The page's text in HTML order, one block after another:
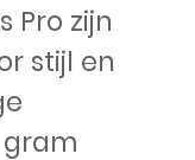
Pro zijn
stijl en